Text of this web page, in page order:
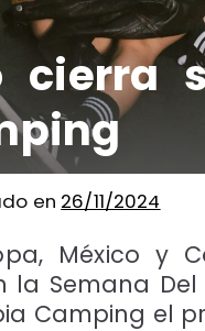
cierra
en 26/11/2024
México y
Semana
Camping el